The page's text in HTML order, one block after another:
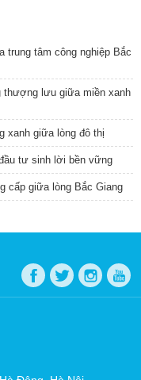
trung tâm công nghiệp Bắc
thượng lưu giữa miền xanh
xanh giữa lòng đô thị
tư sinh lời bền vững
cấp giữa lòng Bắc Giang